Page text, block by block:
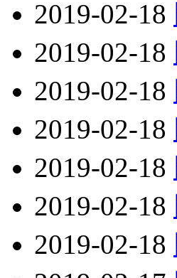
2019-02-18
2019-02-18
2019-02-18
2019-02-18
2019-02-18
2019-02-18
2019-02-18